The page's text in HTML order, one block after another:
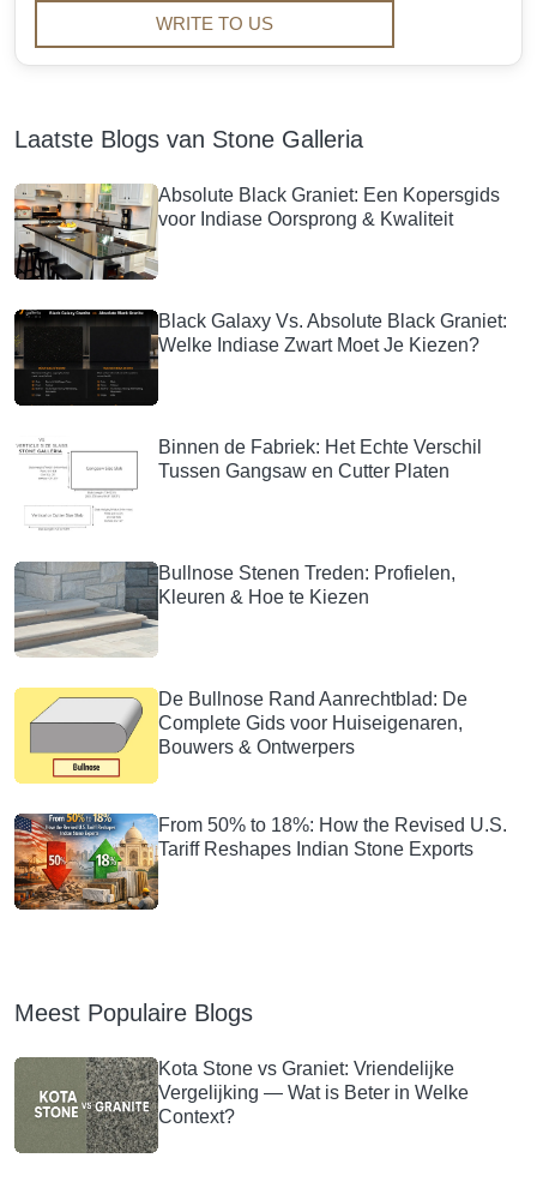
WRITE TO US
Laatste Blogs van Stone Galleria
Absolute Black Graniet: Een Kopersgids
voor Indiase Oorsprong & Kwaliteit
Black Galaxy Vs. Absolute Black Graniet:
Welke Indiase Zwart Moet Je Kiezen?
Binnen de Fabriek: Het Echte Verschil
Tussen Gangsaw en Cutter Platen
Bullnose Stenen Treden: Profielen,
Kleuren & Hoe te Kiezen
De Bullnose Rand Aanrechtblad: De
Complete Gids voor Huiseigenaren,
Bouwers & Ontwerpers
From 50% to 18%: How the Revised U.S.
Tariff Reshapes Indian Stone Exports
Meest Populaire Blogs
Kota Stone vs Graniet: Vriendelijke
Vergelijking — Wat is Beter in Welke
Context?